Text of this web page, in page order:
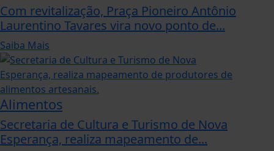
Com revitalização, Praça Pioneiro Antônio
Laurentino Tavares vira novo ponto de...
Saiba Mais
Alimentos
Secretaria de Cultura e Turismo de Nova
Esperança, realiza mapeamento de...